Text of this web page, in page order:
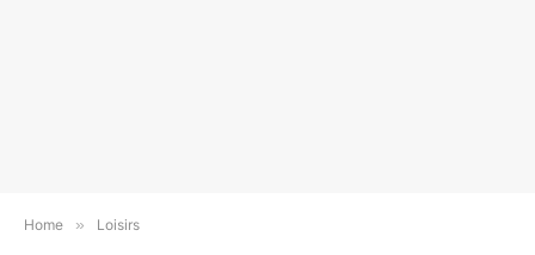
Home » Loisirs